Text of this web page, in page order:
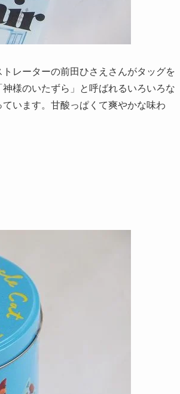
レーターの前田ひさえさんがタッグを
様のいたずら」と呼ばれるいろいろな
います。甘酸っぱくて爽やかな味わ